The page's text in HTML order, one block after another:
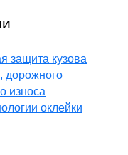
защита кузова
дорожного
износа
оклейки